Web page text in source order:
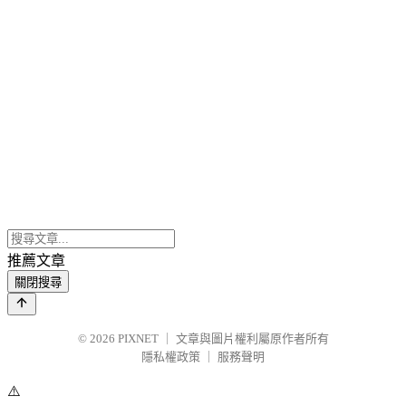
推薦文章
關閉搜尋
© 2026 PIXNET
文章與圖片權利屬原作者所有
隱私權政策
服務聲明
⚠️